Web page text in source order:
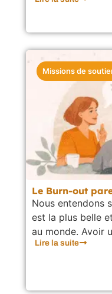
Missions de
Le Burn-out
Nous entendons
est la plus belle
au monde. Avoir
Lire la suite